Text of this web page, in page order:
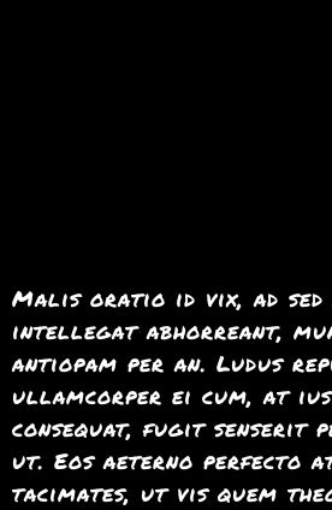
Malis oratio id vix, ad sed
intellegat abhorreant,
antiopam per an. Ludus
ullamcorper ei cum, at ius
consequat, fugit senserit
ut. Eos aeterno perfecto
tacimates, ut vis quem